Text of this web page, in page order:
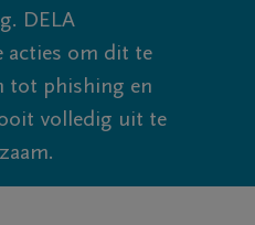
DELA
acties om dit te
tot phishing en
volledig uit te